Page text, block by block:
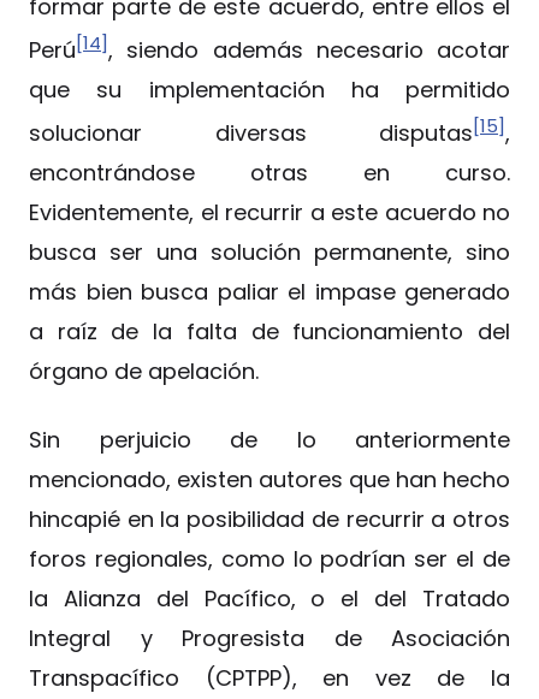
formar parte de este acuerdo, entre ellos el
Perú[14], siendo además necesario acotar
que su implementación ha permitido
solucionar diversas disputas[15],
encontrándose otras en curso.
Evidentemente, el recurrir a este acuerdo no
busca ser una solución permanente, sino
más bien busca paliar el impase generado
a raíz de la falta de funcionamiento del
órgano de apelación.
Sin perjuicio de lo anteriormente
mencionado, existen autores que han hecho
hincapié en la posibilidad de recurrir a otros
foros regionales, como lo podrían ser el de
la Alianza del Pacífico, o el del Tratado
Integral y Progresista de Asociación
Transpacífico (CPTPP), en vez de la